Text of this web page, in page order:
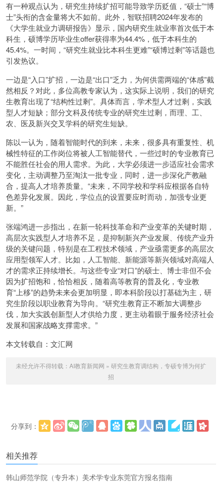
有一种观点认为，研究生持续扩招可能导致学历贬值，“硕士”“博
士”头衔的含金量将大不如前。此外，智联招聘2024年发布的
《大学生就业力调研报告》显示，国内研究生就业率首次低于本
科生，硕博学历毕业生offer获得率为44.4%，低于本科生的
45.4%。一时间，“研究生就业比本科生更难”“硕博过剩”等话题也
引发热议。
一边是“入口”扩招，一边是“出口”乏力，为何供需两端的“体感”截
然相反？对此，多位高教专家认为，这实际上说明，我们的研究
生教育出现了“结构性过剩”。具体而言，学术型人才过剩，实践
型人才短缺；部分文科及传统专业的研究生过剩，而理、工、
农、医及新兴交叉学科的研究生短缺。
陈以一认为，随着智能时代的到来，未来，很多具有重复性、机
械性特征的工作岗位将被人工智能替代，一些过时的专业教育已
不能胜任社会的用人需求。为此，大学必须进一步适应社会需求
变化，主动调整乃至淘汰一批专业，同时，进一步深化产教融
合，提高人才培养质量。“未来，不同学校和学科应根据各自特
色差异化发展。因此，学位点的设置要应时而动，加强专业更
新。”
张端鸿进一步指出，在新一轮科技革命和产业变革的关键时期，
高层次实践型人才培养不足，是抑制新兴产业发展、传统产业升
级的关键问题，特别是在工程技术领域，产业亟需更多的高层次
应用型领军人才。比如，人工智能、新能源等新兴领域对高端人
才的需求正持续增长。与这些专业“对口”的硕士、博士非但不会
因为扩招饱和，恰恰相反，随着高等教育的普及化，专业教
育“上移”的趋势未来会更加明显，即本科阶段以打基础为主，研
究生阶段以职业教育为导向。“研究生教育正不断加大调整步
伐，加大实践创新型人才供给力度，更主动着眼于服务经济社会
发展和国家战略支撑需求。”
本文转载自：文汇网
未经允许不得转载： AI教育新闻网 » 研究生教育调结构，专硕专博为何扩
招
分享到：
相关推荐
韩山师范学院（专升本）美术学专业东莞官方报名指南